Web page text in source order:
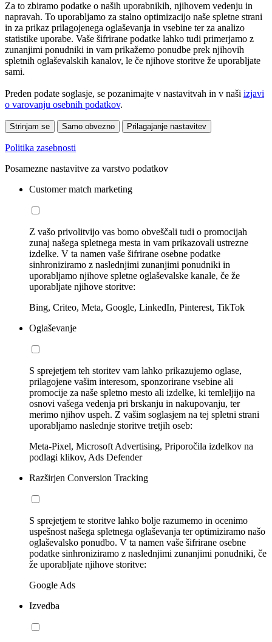
Za to zbiramo podatke o naših uporabnikih, njihovem vedenju in
napravah. To uporabljamo za stalno optimizacijo naše spletne strani
in za prikaz prilagojenega oglaševanja in vsebine ter za analizo
statistike uporabe. Vaše šifrirane podatke lahko tudi primerjamo z
zunanjimi ponudniki in vam prikažemo ponudbe prek njihovih
spletnih oglaševalskih kanalov, le če njihove storitve že uporabljate
sami.
Preden podate soglasje, se pozanimajte v nastavitvah in v naši izjavi
o varovanju osebnih podatkov.
Strinjam se Samo obvezno Prilagajanje nastavitev
Politika zasebnosti
Posamezne nastavitve za varstvo podatkov
Customer match marketing
Z vašo privolitvijo vas bomo obveščali tudi o promocijah
zunaj našega spletnega mesta in vam prikazovali ustrezne
izdelke. V ta namen vaše šifrirane osebne podatke
sinhroniziramo z naslednjimi zunanjimi ponudniki in
uporabljamo njihove spletne oglaševalske kanale, če že
uporabljate njihove storitve:
Bing, Criteo, Meta, Google, LinkedIn, Pinterest, TikTok
Oglaševanje
S sprejetjem teh storitev vam lahko prikazujemo oglase,
prilagojene vašim interesom, sponzorirane vsebine ali
promocije za naše spletno mesto ali izdelke, ki temleljijo na
osnovi vašega vedenja pri brskanju in nakupovanju, ter
merimo njihov uspeh. Z vašim soglasjem na tej spletni strani
uporabljamo naslednje storitve tretjih oseb:
Meta-Pixel, Microsoft Advertising, Priporočila izdelkov na
podlagi klikov, Ads Defender
Razširjen Conversion Tracking
S sprejetjem te storitve lahko bolje razumemo in ocenimo
uspešnost našega spletnega oglaševanja ter optimiziramo našo
oglaševalsko ponudbo. V ta namen vaše šifrirane osebne
podatke sinhroniziramo z naslednjimi zunanjimi ponudniki, če
že uporabljate njihove storitve:
Google Ads
Izvedba